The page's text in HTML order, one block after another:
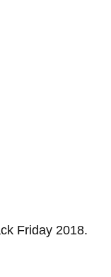
Friday 2018.